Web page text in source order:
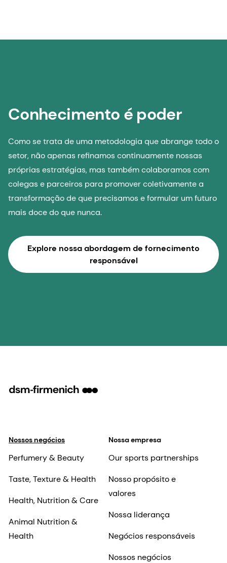
Conhecimento é poder
Como se trata de uma metodologia que abrange todo o
setor, não apenas refinamos continuamente nossas
próprias estratégias, mas também colaboramos com
colegas e parceiros para promover coletivamente a
transformação de que precisamos e formular um futuro
mais doce do que nunca.
Explore nossa abordagem de fornecimento
responsável
Nossos negócios
Perfumery & Beauty
Taste, Texture & Health
Health, Nutrition & Care
Animal Nutrition &
Health
Nossa empresa
Our sports partnerships
Nosso propósito e
valores
Nossa liderança
Negócios responsáveis
Nossos negócios